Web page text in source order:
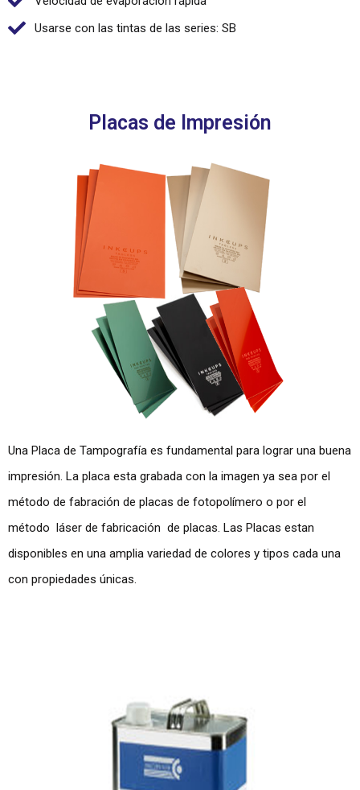
Usarse con las tintas de las series: SB
Placas de Impresión
Una Placa de Tampografía es fundamental para lograr una buena
impresión. La placa esta grabada con la imagen ya sea por el
método de fabración de placas de fotopolímero o por el
método láser de fabricación de placas. Las Placas estan
disponibles en una amplia variedad de colores y tipos cada una
con propiedades únicas.